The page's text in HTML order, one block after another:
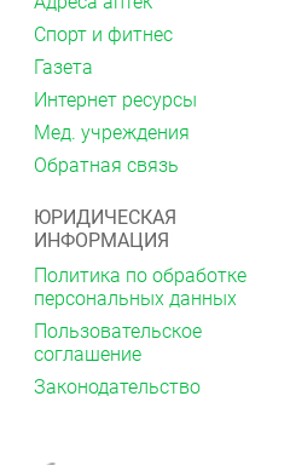
Спорт и фитнес
Газета
Интернет ресурсы
Мед. учреждения
Обратная связь
ЮРИДИЧЕСКАЯ
ИНФОРМАЦИЯ
Политика по обработке
персональных данных
Пользовательское
соглашение
Законодательство